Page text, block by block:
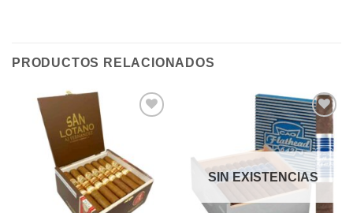
PRODUCTOS RELACIONADOS
deseos
Añadir
a la
lista de
deseos
SIN EXISTENCIAS